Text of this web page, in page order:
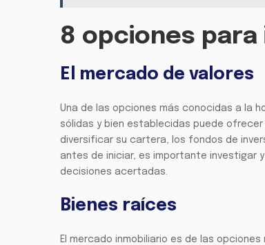
8 opciones
El mercado de valores
Una de las opciones más conocidas a la
sólidas y bien establecidas puede
diversificar su cartera, los fondos de
antes de iniciar, es importante investigar
decisiones acertadas.
Bienes raíces
El mercado inmobiliario es de las